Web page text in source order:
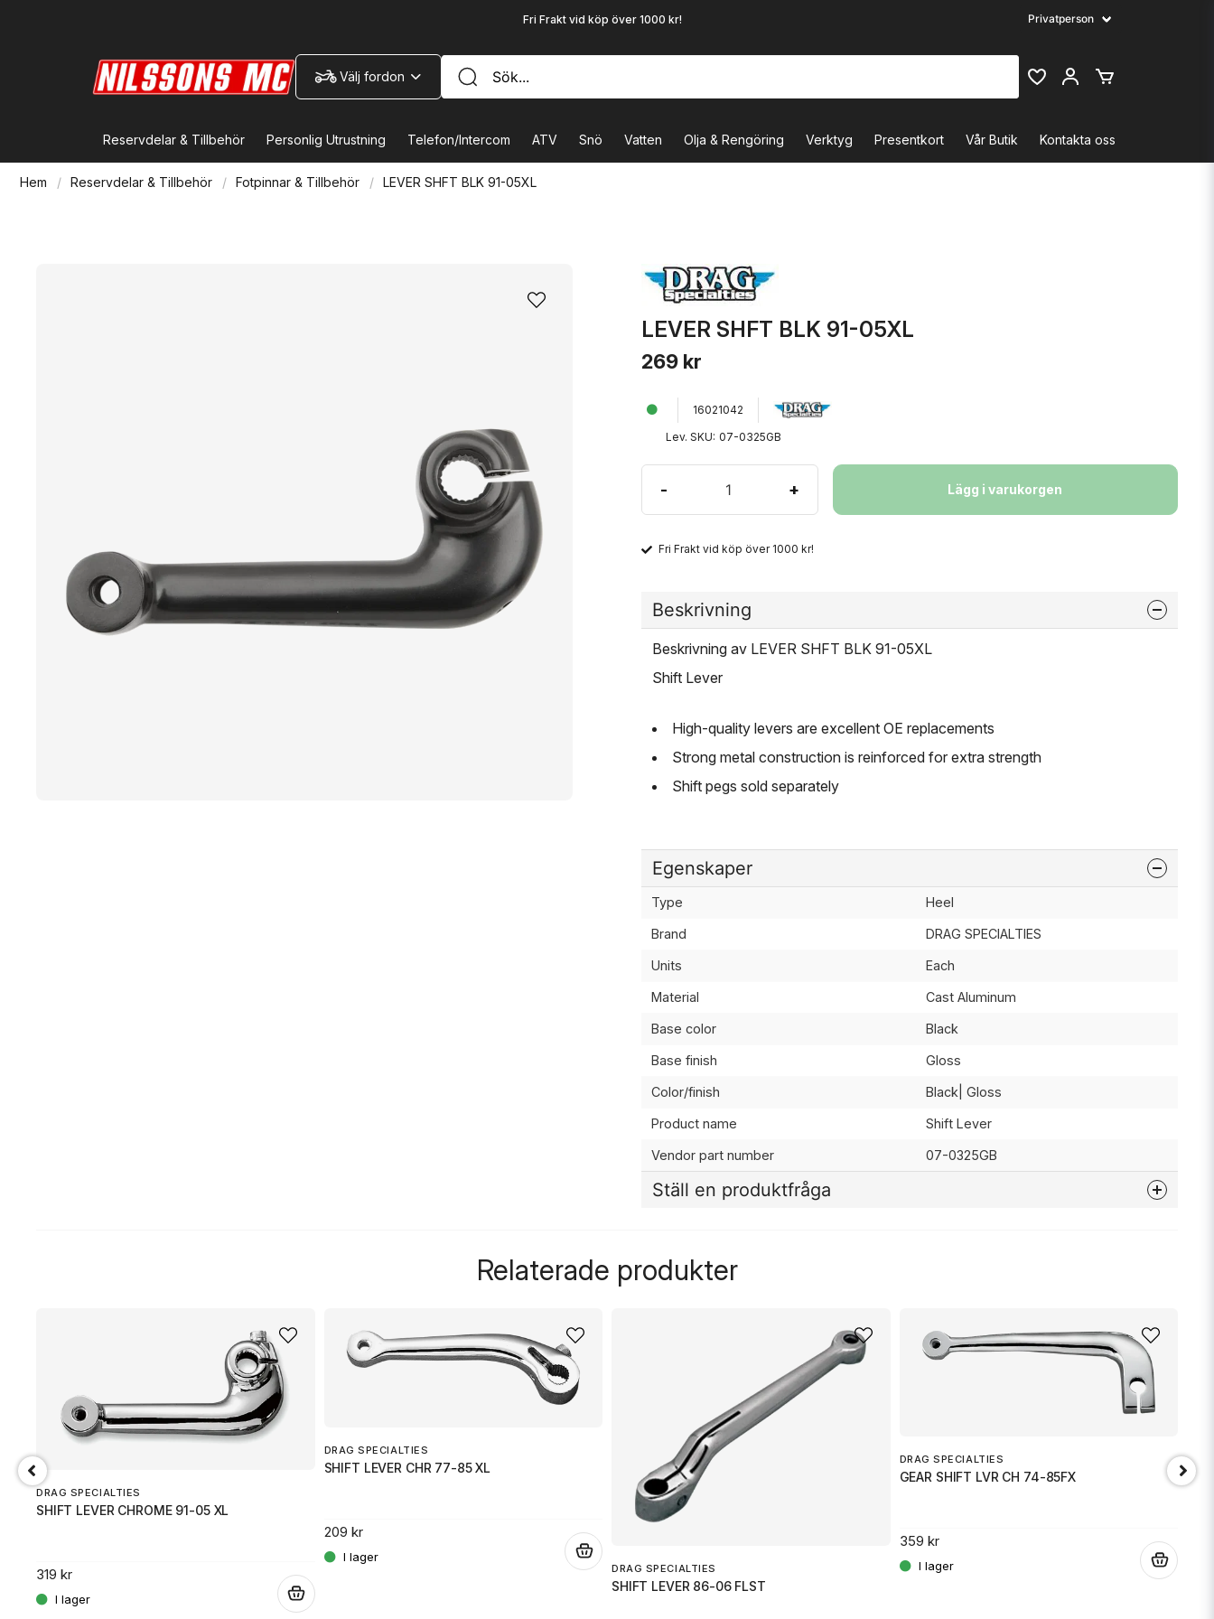
Fri Frakt vid köp över 1000 kr!
Välj fordon
Reservdelar & Tillbehör Personlig Utrustning Telefon/Intercom ATV Snö Vatten Olja & Rengöring Verktyg Presentkort Vår Butik Kontakta oss
Hem Reservdelar & Tillbehör Fotpinnar & Tillbehör LEVER SHFT BLK 91-05XL
LEVER SHFT BLK 91-05XL
269 kr
16021042
Lev. SKU: 07-0325GB
- + Lägg i varukorgen
Fri Frakt vid köp över 1000 kr!
Beskrivning
Beskrivning av LEVER SHFT BLK 91-05XL
Shift Lever
High-quality levers are excellent OE replacements
Strong metal construction is reinforced for extra strength
Shift pegs sold separately
Egenskaper
Type Heel
Brand DRAG SPECIALTIES
Units Each
Material Cast Aluminum
Base color Black
Base finish Gloss
Color/finish Black| Gloss
Product name Shift Lever
Vendor part number 07-0325GB
Ställ en produktfråga
email
Mejladress
Ja, ni får publicera min fråga
Relaterade produkter
DRAG SPECIALTIES
SHIFT LEVER CHROME 91-05 XL
319 kr
DRAG SPECIALTIES
SHIFT LEVER CHR 77-85 XL
209 kr
DRAG SPECIALTIES
SHIFT LEVER 86-06 FLST
DRAG SPECIALTIES
GEAR SHIFT LVR CH 74-85FX
359 kr